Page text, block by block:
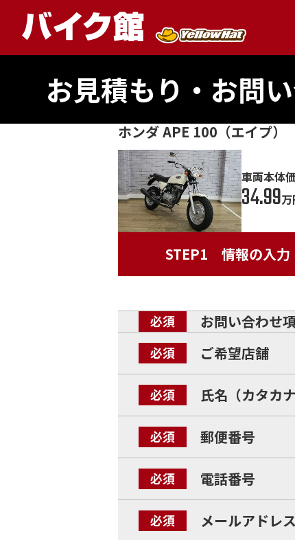
お見積もり・お問
ホンダ APE 100（エイプ）
車両本体
34.99万
STEP1 情報の入力
お問い合わせ
ご希望店舗
氏名（カタカナ
郵便番号
電話番号
メールアドレス